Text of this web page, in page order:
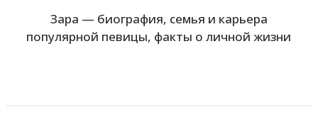
Зара — биография, семья и карьера
популярной певицы, факты о личной жизни